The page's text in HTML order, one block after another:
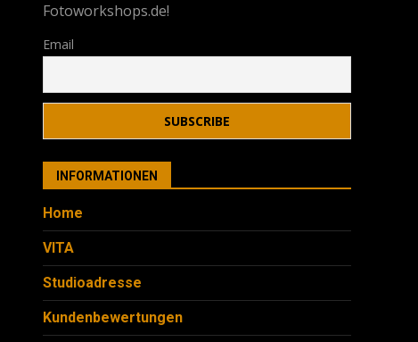
Fotoworkshops.de!
Email
INFORMATIONEN
Home
VITA
Studioadresse
Kundenbewertungen